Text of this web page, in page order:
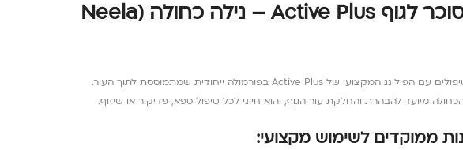
פילינג סוכר לגוף Active Plus – נילה כחולה (Neela
שדרגו את הטיפולים עם הפילינג המקצועי של Active Plus בפורמולה ייחודית שמתמוססת לתוך העור.
הכחולה מיועד להבהרת והחלקת עור הגוף, והוא חיוני לכל טיפול ספא, פדיקור או שיזוף.
ממוקדים לשימוש מקצועי: